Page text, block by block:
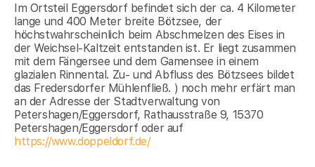
Im Ortsteil Eggersdorf befindet sich der ca. 4 Kilometer
lange und 400 Meter breite Bötzsee, der
höchstwahrscheinlich beim Abschmelzen des Eises in
der Weichsel-Kaltzeit entstanden ist. Er liegt zusammen
mit dem Fängersee und dem Gamensee in einem
glazialen Rinnental. Zu- und Abfluss des Bötzsees bildet
das Fredersdorfer Mühlenfließ. ) noch mehr erfärt man
an der Adresse der Stadtverwaltung von
Petershagen/Eggersdorf, Rathausstraße 9, 15370
Petershagen/Eggersdorf oder auf
https://www.doppeldorf.de/